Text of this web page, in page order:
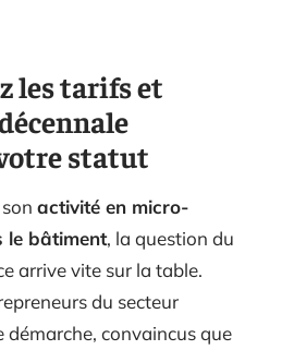
les tarifs et
statut
activité en micro-
le bâtiment, la question du
arrive vite sur la table.
du secteur
démarche, convaincus que